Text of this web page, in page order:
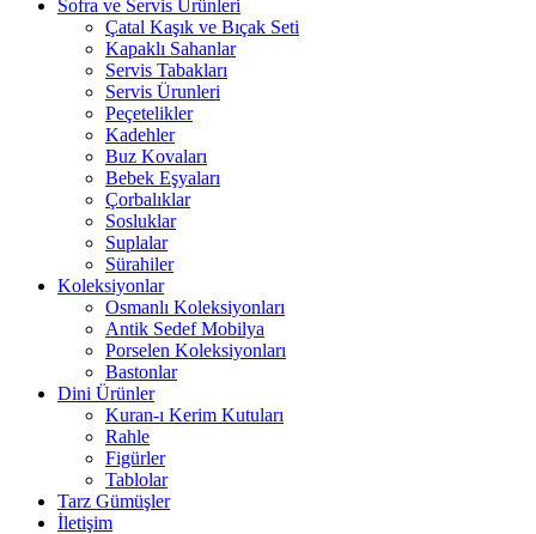
Sofra ve Servis Ürünleri
Çatal Kaşık ve Bıçak Seti
Kapaklı Sahanlar
Servis Tabakları
Servis Ürunleri
Peçetelikler
Kadehler
Buz Kovaları
Bebek Eşyaları
Çorbalıklar
Sosluklar
Suplalar
Sürahiler
Koleksiyonlar
Osmanlı Koleksiyonları
Antik Sedef Mobilya
Porselen Koleksiyonları
Bastonlar
Dini Ürünler
Kuran-ı Kerim Kutuları
Rahle
Figürler
Tablolar
Tarz Gümüşler
İletişim